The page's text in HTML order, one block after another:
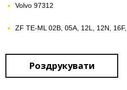
Volvo 97312
ZF TE-ML 02B, 05A, 12L, 12N,
Роздрукувати